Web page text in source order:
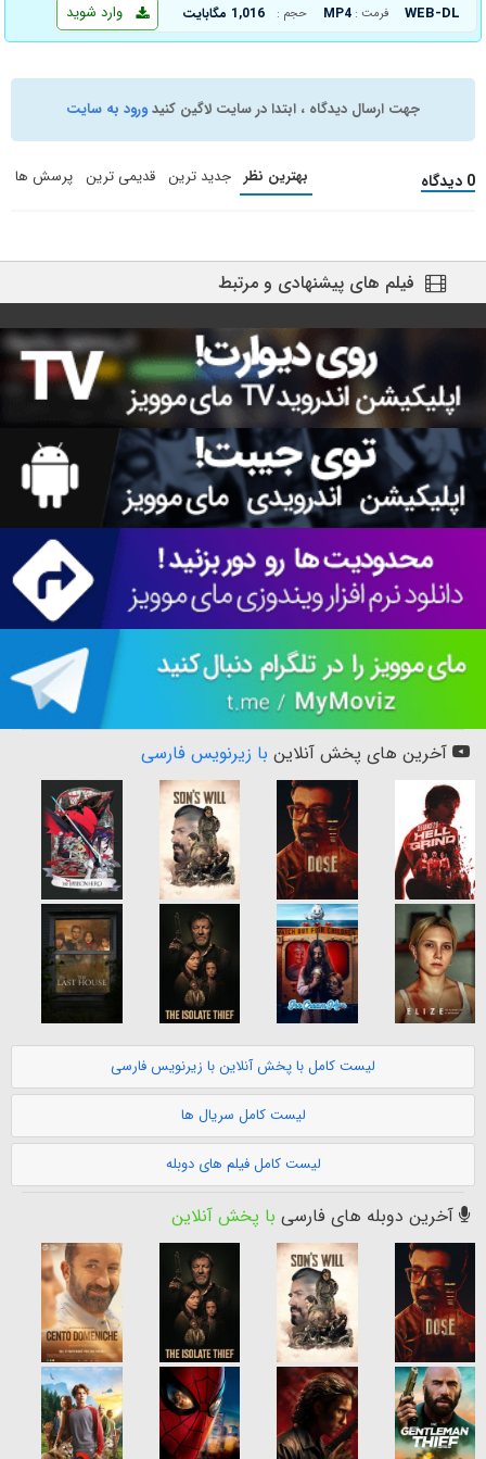
WEB-DL فرمت : MP4 حجم : 1,016 مگابایت وارد شوید
جهت ارسال دیدگاه ، ابتدا در سایت لاگین کنیدورود به سایت
0 دیدگاه بهترین نظر جدید ترین قدیمی ترین پرسش ها
فیلم های پیشنهادی و مرتبط
آخرین های پخش آنلاین با زیرنویس فارسی
لیست کامل با پخش آنلاین با زیرنویس فارسی
لیست کامل سریال ها
لیست کامل فیلم های دوبله
آخرین دوبله های فارسی با پخش آنلاین